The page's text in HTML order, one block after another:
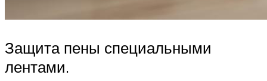
Защита пены специальными
лентами.